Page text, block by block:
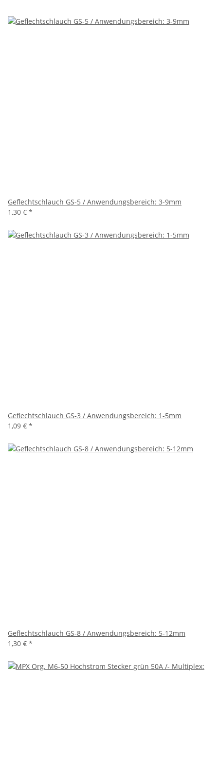
Geflechtschlauch GS-5 / Anwendungsbereich: 3-9mm
1,30 € *
Geflechtschlauch GS-3 / Anwendungsbereich: 1-5mm
1,09 € *
Geflechtschlauch GS-8 / Anwendungsbereich: 5-12mm
1,30 € *